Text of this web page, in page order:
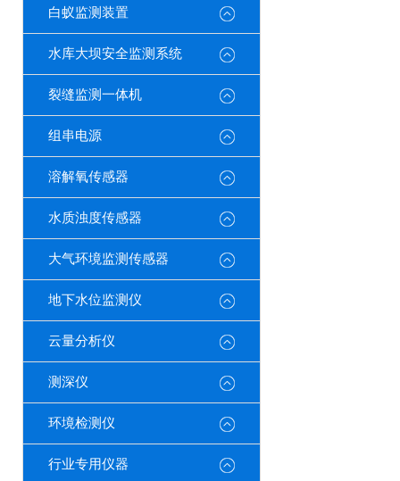
白蚁监测装置
水库大坝安全监测系统
裂缝监测一体机
组串电源
溶解氧传感器
水质浊度传感器
大气环境监测传感器
地下水位监测仪
云量分析仪
测深仪
环境检测仪
行业专用仪器